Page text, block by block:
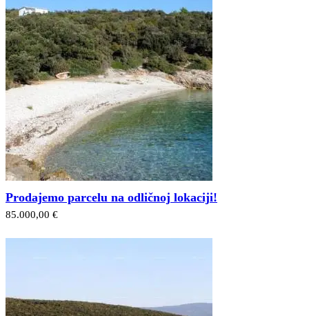
Prodajemo parcelu na odličnoj lokaciji!
85.000,00 €